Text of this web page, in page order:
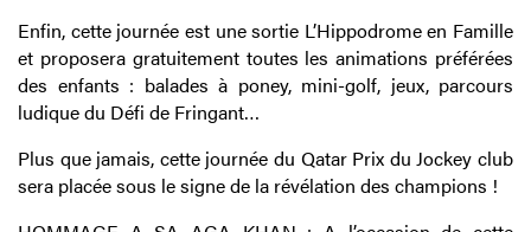
Enfin, cette journée est une sortie L’Hippodrome en Famille
et proposera gratuitement toutes les animations préférées
des enfants : balades à poney, mini-golf, jeux, parcours
ludique du Défi de Fringant…
Plus que jamais, cette journée du Qatar Prix du Jockey club
sera placée sous le signe de la révélation des champions !